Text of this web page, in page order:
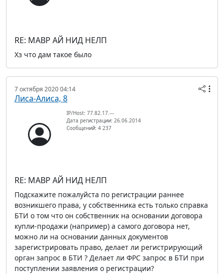
RE: МАВР АЙ НИД НЕЛП
Хз что дам такое было
7 октября 2020 04:14
Лиса-Алиса, 8
IP/Host: 77.82.17.---
Дата регистрации: 26.06.2014
Сообщений: 4 237
RE: МАВР АЙ НИД НЕЛП
Подскажите пожалуйста по регистрации раннее
возникшего права, у собственника есть только справка
БТИ о том что он собственник на основании договора
купли-продажи (например) а самого договора нет,
можно ли на основании данных документов
зарегистрировать право, делает ли регистрирующий
орган запрос в БТИ ? Делает ли ФРС запрос в БТИ при
поступлении заявления о регистрации?